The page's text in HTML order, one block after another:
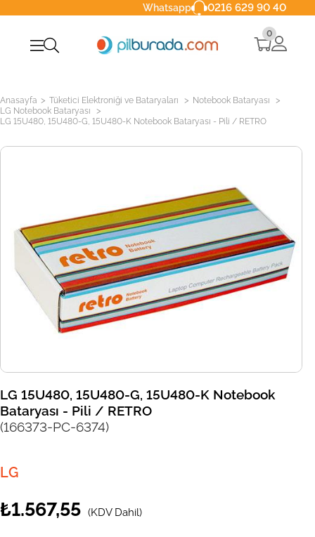
Whatsapp 0216 629 90 40
0
Anasayfa > Tüketici Elektroniği ve Bataryaları > Notebook Bataryası >
LG Notebook Bataryası >
LG 15U480, 15U480-G, 15U480-K Notebook Bataryası - Pili / RETRO
LG 15U480, 15U480-G, 15U480-K Notebook
Bataryası - Pili / RETRO
(166373-PC-6374)
LG
₺1.567,55 (KDV Dahil)